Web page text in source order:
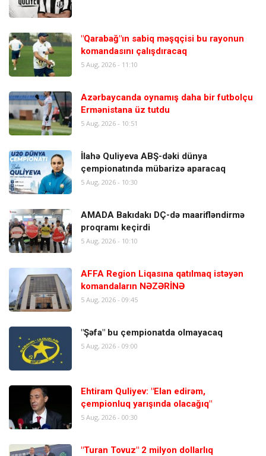
"Qarabağ"ın sabiq məşqçisi bu rayonun
komandasını çalışdıracaq
5 Aug, 2026 - 11:10
Azərbaycanda oynamış daha bir futbolçu
Ermənistana üz tutdu
5 Aug, 2026 - 10:51
İlahə Quliyeva ABŞ-dəki dünya
çempionatında mübarizə aparacaq
5 Aug, 2026 - 10:30
AMADA Bakıdakı DÇ-də maarifləndirmə
proqramı keçirdi
5 Aug, 2026 - 10:10
AFFA Region Liqasına qatılmaq istəyən
komandaların NƏZƏRİNƏ
5 Aug, 2026 - 09:45
"Şəfa" bu çempionatda olmayacaq
5 Aug, 2026 - 09:00
Ehtiram Quliyev: "Elan edirəm,
çempionluq yarışında olacağıq"
5 Aug, 2026 - 00:30
"Turan Tovuz" 2 milyon dollarlıq